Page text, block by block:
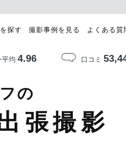
探す 撮影事例を見る よくある質
平均 4.96 口コミ
の
張撮影